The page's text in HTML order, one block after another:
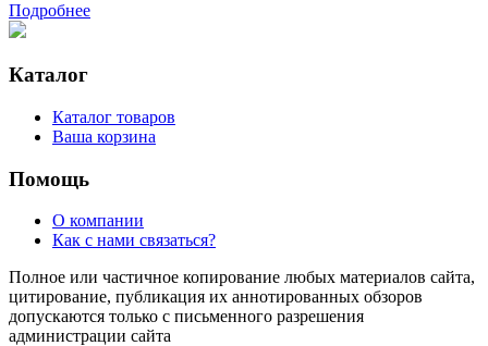
Подробнее
Каталог
Каталог товаров
Ваша корзина
Помощь
О компании
Как с нами связаться?
Полное или частичное копирование любых материалов сайта,
цитирование, публикация их аннотированных обзоров
допускаются только с письменного разрешения
администрации сайта